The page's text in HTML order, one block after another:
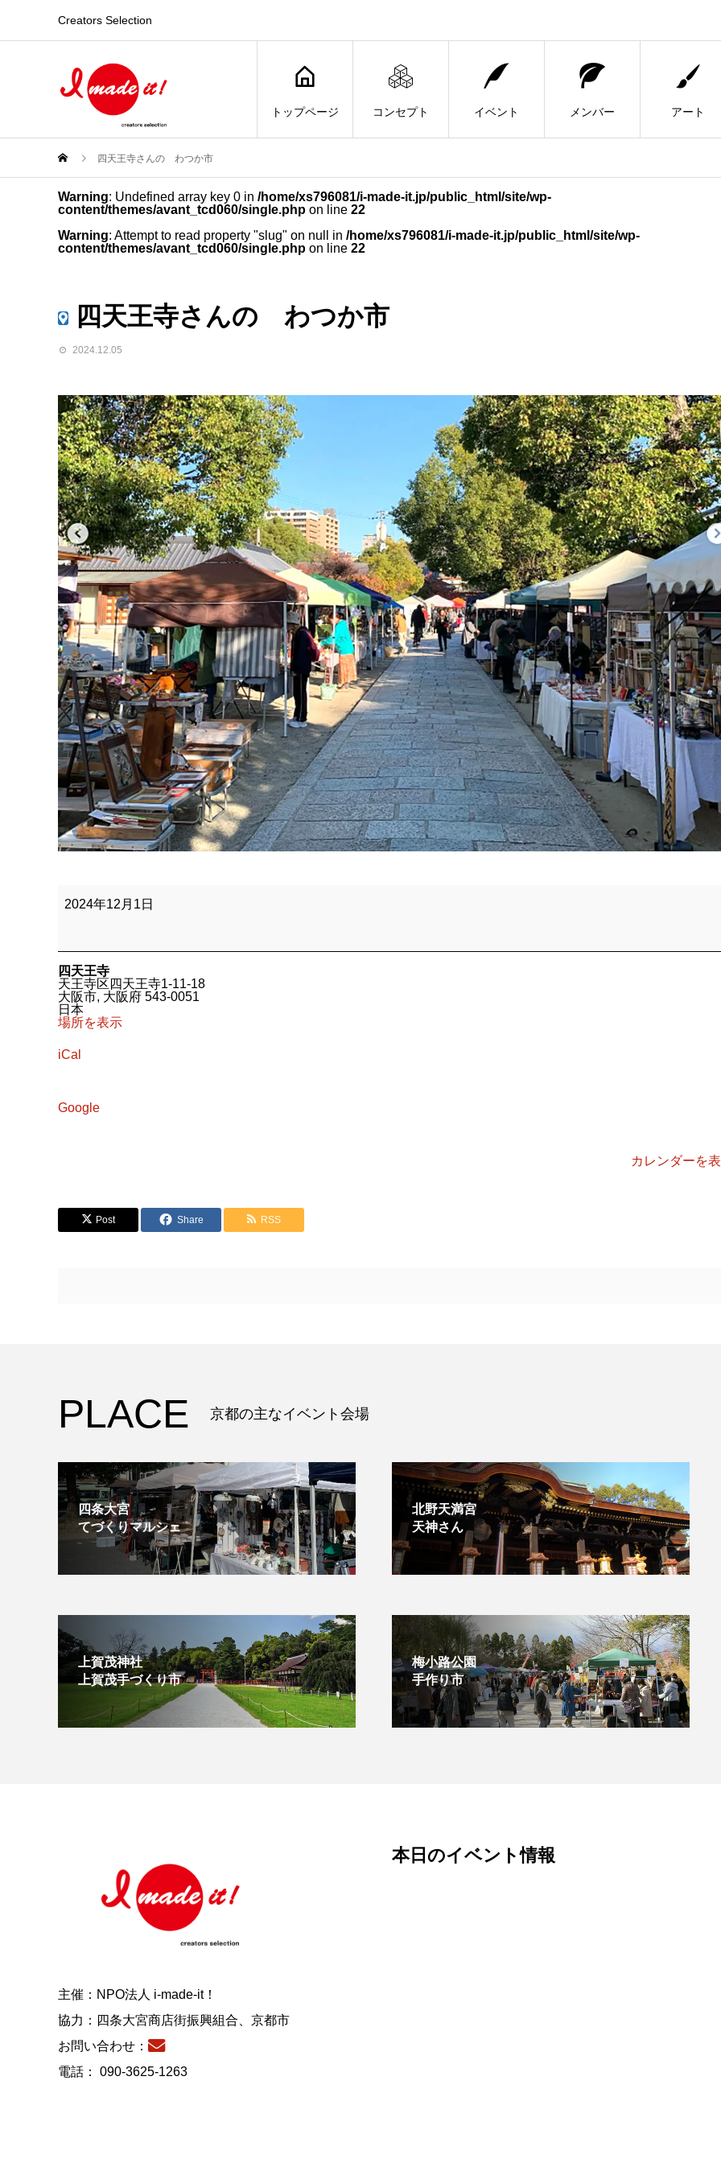
Creators Selection
トップページ コンセプト イベント メンバー アート
四天王寺さんの わつか市
Warning: Undefined array key 0 in /home/xs796081/i-made-it.jp/public_html/site/wp-
content/themes/avant_tcd060/single.php on line 22
Warning: Attempt to read property "slug" on null in /home/xs796081/i-made-it.jp/public_html/site/wp-
content/themes/avant_tcd060/single.php on line 22
四天王寺さんの わつか市
2024.12.05
天
ん
の
わ
つ
か
市
2024年12月1日
四天王寺
天王寺区四天王寺1-11-18
大阪市, 大阪府 543-0051
日本
場所を表示
iCal
Google
カレンダーを
Post Share RSS
PLACE 京都の主なイベント会場
四条大宮
てづくりマルシェ
北野天満宮
天神さん
上賀茂神社
上賀茂手づくり市⁡
梅小路公園
手作り市
主催：NPO法人 i-made-it！
協力：四条大宮商店街振興組合、京都市
お問い合わせ：
電話： 090-3625-1263
本日のイベント情報